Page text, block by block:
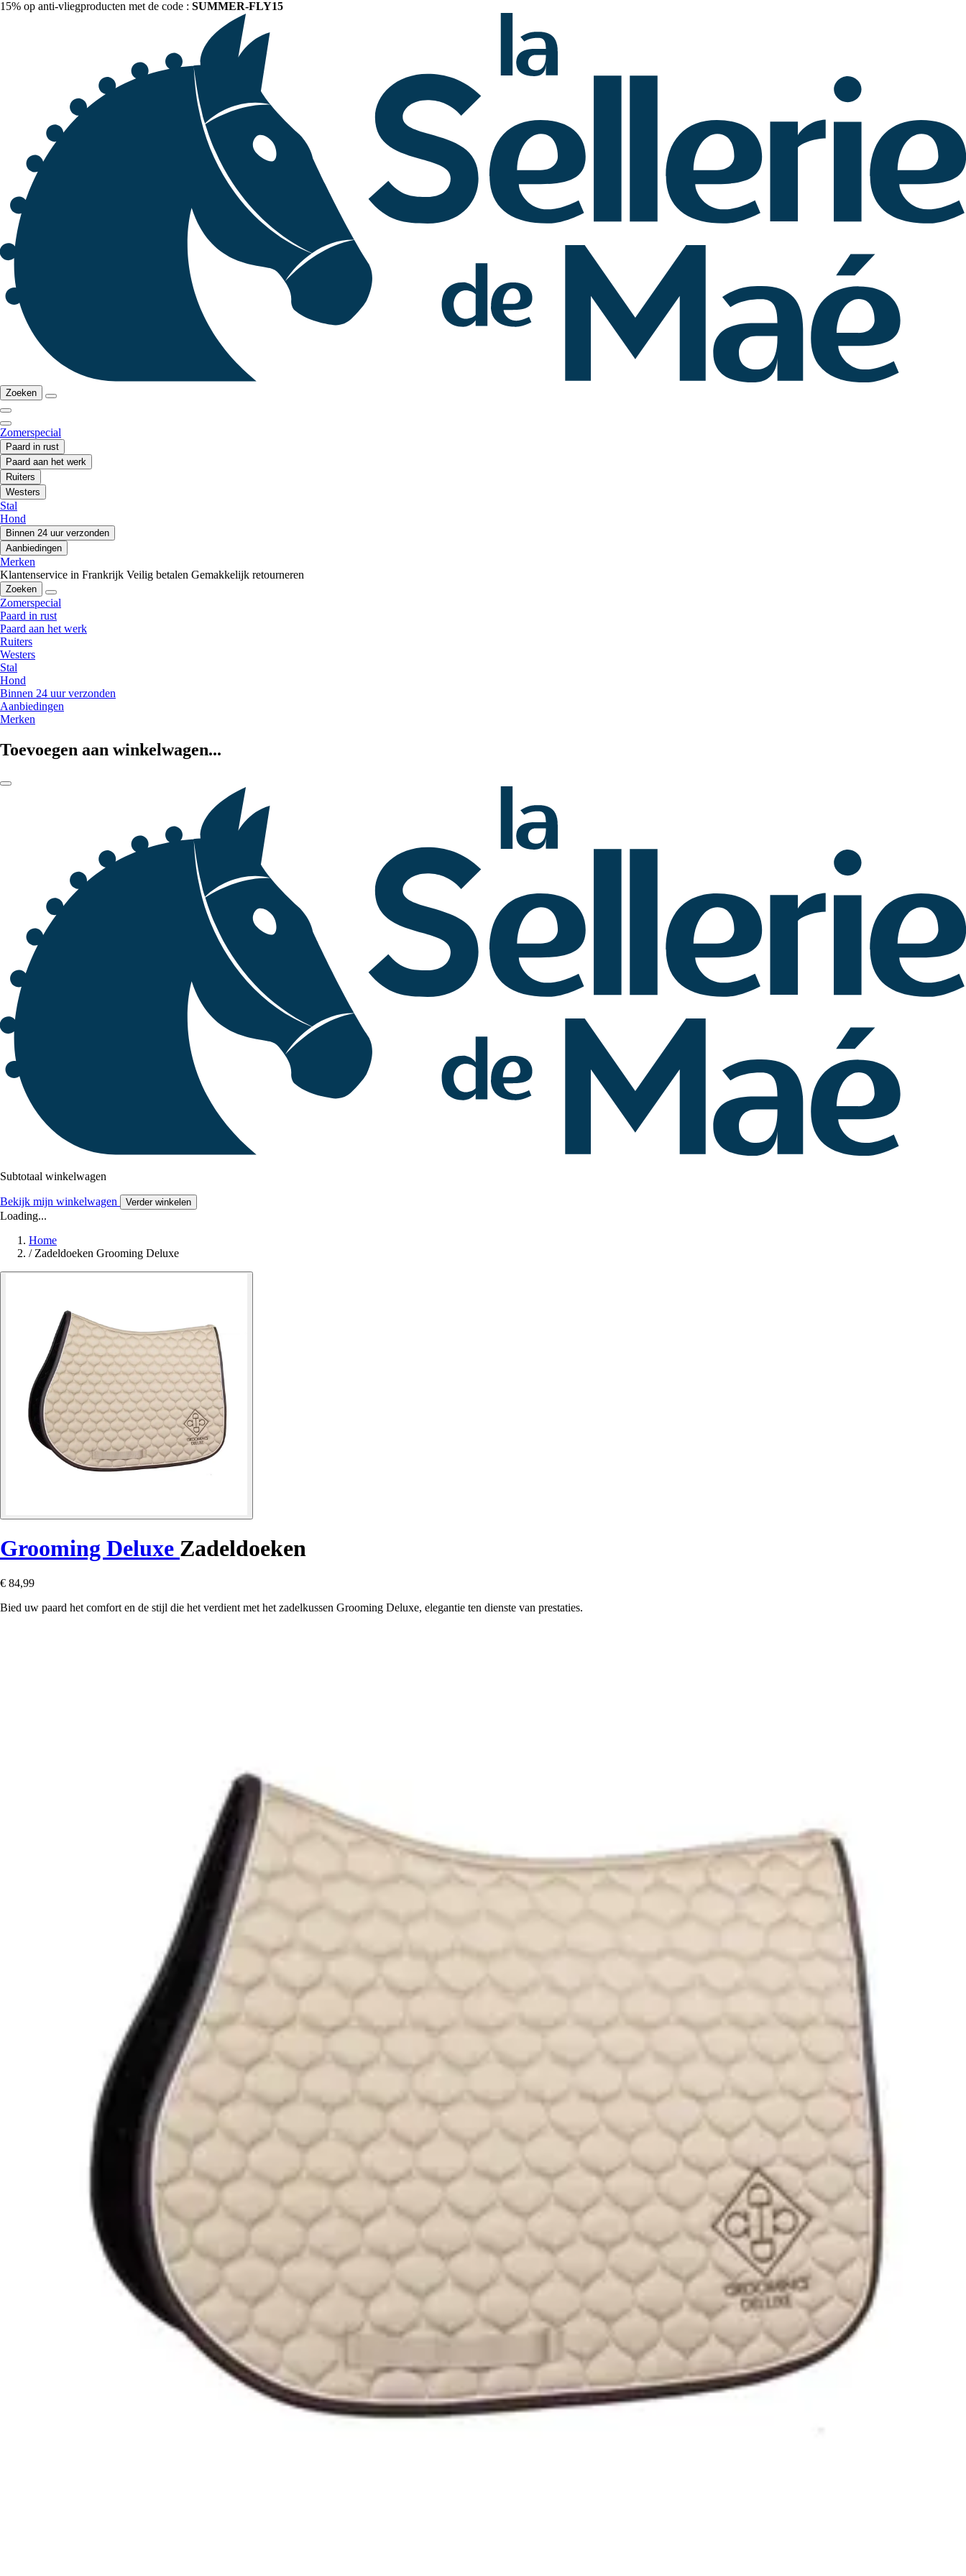
15% op anti-vliegproducten met de code : SUMMER-FLY15
Zoeken
Zomerspecial
Paard in rust
Paard aan het werk
Ruiters
Westers
Stal
Hond
Binnen 24 uur verzonden
Aanbiedingen
Merken
Klantenservice in Frankrijk Veilig betalen Gemakkelijk retourneren
Zoeken
Zomerspecial
Paard in rust
Paard aan het werk
Ruiters
Westers
Stal
Hond
Binnen 24 uur verzonden
Aanbiedingen
Merken
Toevoegen aan winkelwagen...
Subtotaal winkelwagen
Bekijk mijn winkelwagen Verder winkelen
Loading...
Home
/ Zadeldoeken Grooming Deluxe
Grooming Deluxe Zadeldoeken
€ 84,99
Bied uw paard het comfort en de stijl die het verdient met het zadelkussen Grooming Deluxe, elegantie ten dienste van prestaties.